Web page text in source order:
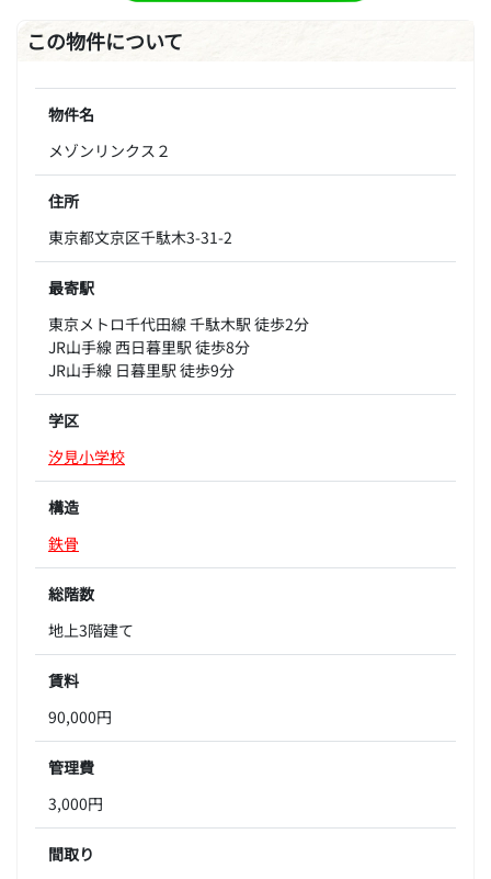
この物件について
物件名
メゾンリンクス２
住所
東京都文京区千駄木3-31-2
最寄駅
東京メトロ千代田線 千駄木駅 徒歩2分
JR山手線 西日暮里駅 徒歩8分
JR山手線 日暮里駅 徒歩9分
学区
汐見小学校
構造
鉄骨
総階数
地上3階建て
賃料
90,000円
管理費
3,000円
間取り